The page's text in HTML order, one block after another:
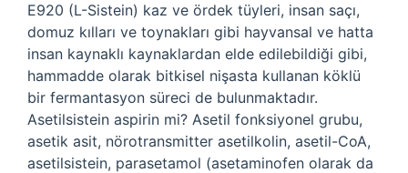
E920 (L-Sistein) kaz ve ördek tüyleri, insan saçı,
domuz kılları ve toynakları gibi hayvansal ve hatta
insan kaynaklı kaynaklardan elde edilebildiği gibi,
hammadde olarak bitkisel nişasta kullanan köklü
bir fermantasyon süreci de bulunmaktadır.
Asetilsistein aspirin mi? Asetil fonksiyonel grubu,
asetik asit, nörotransmitter asetilkolin, asetil-CoA,
asetilsistein, parasetamol (asetaminofen olarak da